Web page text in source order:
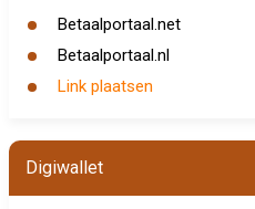
Betaalportaal.net
Betaalportaal.nl
Link plaatsen
Digiwallet